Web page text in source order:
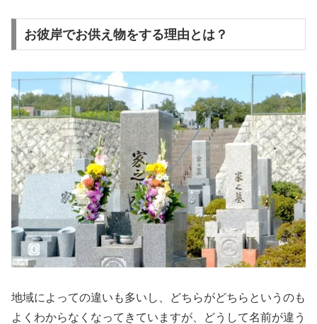
お彼岸でお供え物をする理由とは？
地域によっての違いも多いし、どちらがどちらというのも
よくわからなくなってきていますが、どうして名前が違う